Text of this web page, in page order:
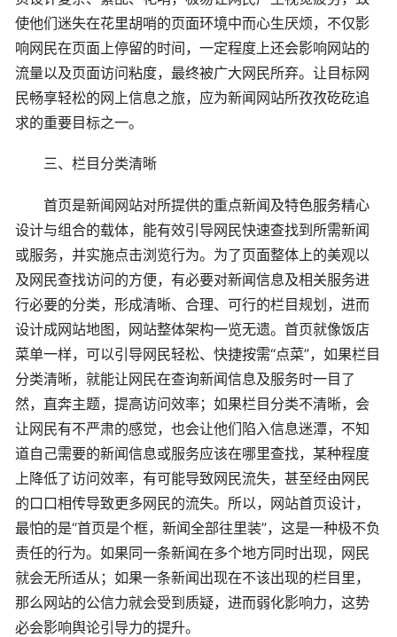
使他们迷失在花里胡哨的页面环境中而心生厌烦，不仅影
响网民在页面上停留的时间，一定程度上还会影响网站的
流量以及页面访问粘度，最终被广大网民所弃。让目标网
民畅享轻松的网上信息之旅，应为新闻网站所孜孜矻矻追
求的重要目标之一。
三、栏目分类清晰
首页是新闻网站对所提供的重点新闻及特色服务精心
设计与组合的载体，能有效引导网民快速查找到所需新闻
或服务，并实施点击浏览行为。为了页面整体上的美观以
及网民查找访问的方便，有必要对新闻信息及相关服务进
行必要的分类，形成清晰、合理、可行的栏目规划，进而
设计成网站地图，网站整体架构一览无遗。首页就像饭店
菜单一样，可以引导网民轻松、快捷按需“点菜”，如果栏目
分类清晰，就能让网民在查询新闻信息及服务时一目了
然，直奔主题，提高访问效率；如果栏目分类不清晰，会
让网民有不严肃的感觉，也会让他们陷入信息迷潭，不知
道自己需要的新闻信息或服务应该在哪里查找，某种程度
上降低了访问效率，有可能导致网民流失，甚至经由网民
的口口相传导致更多网民的流失。所以，网站首页设计，
最怕的是“首页是个框，新闻全部往里装”，这是一种极不负
责任的行为。如果同一条新闻在多个地方同时出现，网民
就会无所适从；如果一条新闻出现在不该出现的栏目里，
那么网站的公信力就会受到质疑，进而弱化影响力，这势
必会影响舆论引导力的提升。